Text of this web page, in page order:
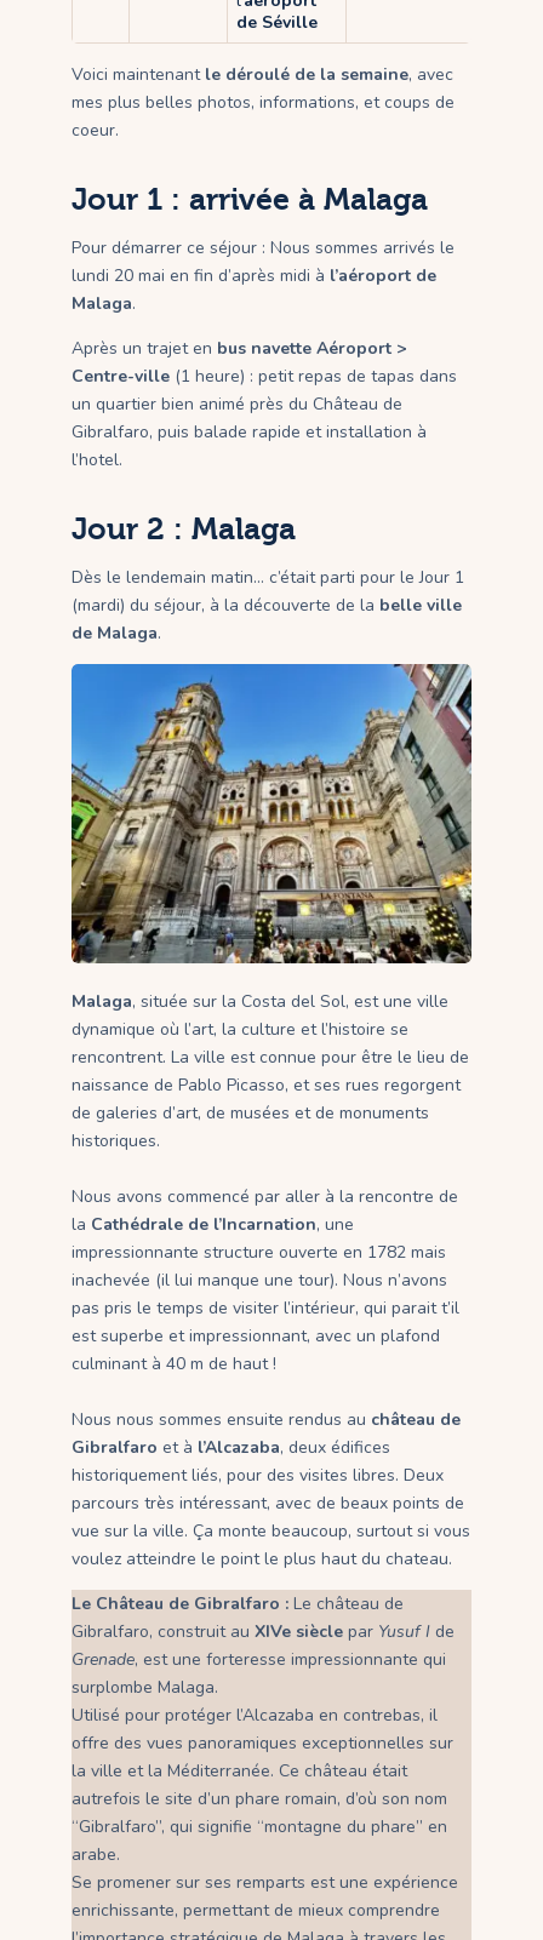
de Séville
Voici maintenantle déroulé de la semaine, avec
mes plus belles photos, informations, et coups de
coeur.
Jour 1 : arrivée à Malaga
Pour démarrer ce séjour : Nous sommes arrivés le
lundi 20 mai en fin d’après midi à l’aéroport de
Malaga.
Après un trajet en bus navette Aéroport >
Centre-ville (1 heure) : petit repas de tapas dans
un quartier bien animé près du Château de
Gibralfaro, puis balade rapide et installation à
l’hotel.
Jour 2 : Malaga
Dès le lendemain matin… c’était parti pour le Jour 1
(mardi) du séjour, à la découverte de la belle ville
de Malaga.
Malaga, située sur la Costa del Sol, est une ville
dynamique où l’art, la culture et l’histoire se
rencontrent. La ville est connue pour être le lieu de
naissance de Pablo Picasso, et ses rues regorgent
de galeries d’art, de musées et de monuments
historiques.
Nous avons commencé par aller à la rencontre de
la Cathédrale de l’Incarnation, une
impressionnante structure ouverte en 1782 mais
inachevée (il lui manque une tour). Nous n’avons
pas pris le temps de visiter l’intérieur, qui parait t’il
est superbe et impressionnant, avec un plafond
culminant à 40 m de haut !
Nous nous sommes ensuite rendus au château de
Gibralfaro et à l’Alcazaba, deux édifices
historiquement liés, pour des visites libres. Deux
parcours très intéressant, avec de beaux points de
vue sur la ville. Ça monte beaucoup, surtout si vous
voulez atteindre le point le plus haut du chateau.
Le Château de Gibralfaro : Le château de
Gibralfaro, construit au XIVe siècle par Yusuf I de
Grenade, est une forteresse impressionnante qui
surplombe Malaga.
Utilisé pour protéger l’Alcazaba en contrebas, il
offre des vues panoramiques exceptionnelles sur
la ville et la Méditerranée. Ce château était
autrefois le site d’un phare romain, d’où son nom
“Gibralfaro”, qui signifie “montagne du phare” en
arabe.
Se promener sur ses remparts est une expérience
enrichissante, permettant de mieux comprendre